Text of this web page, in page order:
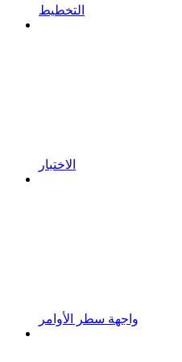
التخطيط
الاختبار
واجهة سطر الأوامر